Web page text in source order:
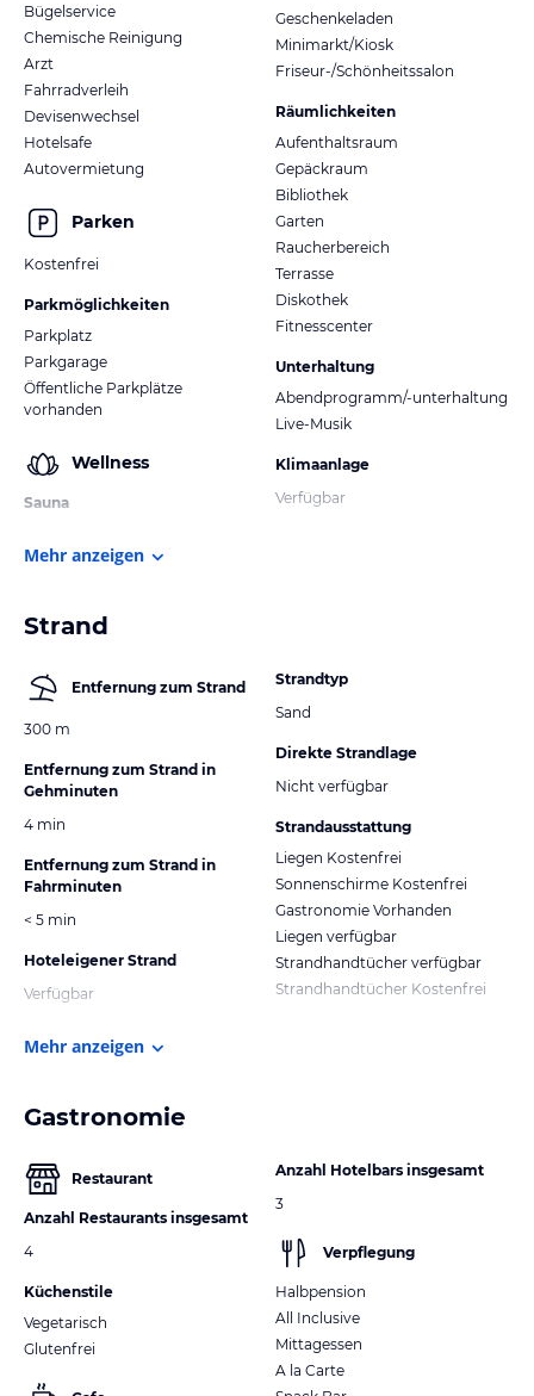
Bügelservice
Chemische Reinigung
Arzt
Fahrradverleih
Devisenwechsel
Hotelsafe
Autovermietung
Parken
Kostenfrei
Parkmöglichkeiten
Parkplatz
Parkgarage
Öffentliche Parkplätze
vorhanden
Wellness
Sauna
Geschenkeladen
Minimarkt/Kiosk
Friseur-/Schönheitssalon
Räumlichkeiten
Aufenthaltsraum
Gepäckraum
Bibliothek
Garten
Raucherbereich
Terrasse
Diskothek
Fitnesscenter
Unterhaltung
Abendprogramm/-unterhaltung
Live-Musik
Klimaanlage
Verfügbar
Mehr anzeigen
Strand
Entfernung zum Strand
300 m
Entfernung zum Strand in
Gehminuten
4 min
Entfernung zum Strand in
Fahrminuten
< 5 min
Hoteleigener Strand
Verfügbar
Strandtyp
Sand
Direkte Strandlage
Nicht verfügbar
Strandausstattung
Liegen Kostenfrei
Sonnenschirme Kostenfrei
Gastronomie Vorhanden
Liegen verfügbar
Strandhandtücher verfügbar
Strandhandtücher Kostenfrei
Mehr anzeigen
Gastronomie
Restaurant
Anzahl Restaurants insgesamt
4
Küchenstile
Vegetarisch
Glutenfrei
Anzahl Hotelbars insgesamt
3
Verpflegung
Halbpension
All Inclusive
Mittagessen
A la Carte